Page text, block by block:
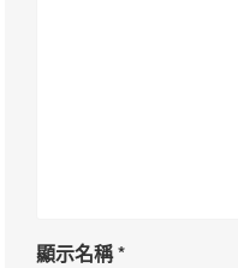
顯示名稱*